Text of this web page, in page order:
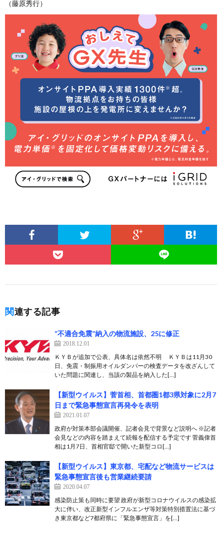
（藤原秀行）
関連する記事
“不適合免震”納入の物流施設、25に修正
2018.12.01
ＫＹＢが追加で公表、具体名は依然不明 ＫＹＢは11月30
日、免震・制振用オイルダンパーの検査データを改ざんして
いた問題に関連し、当該の製品を納入した[…]
【新型ウイルス】菅首相、首都圏1都3県対象に2月7
日まで緊急事態宣言再発令を表明
2021.01.07
政府が対策本部会議開催、記者会見で背景など説明へ ※記者
会見などの内容を踏まえて続報を配信する予定です 菅義偉首
相は1月7日、首相官邸で開いた新型コロ[…]
【新型ウイルス】東京都、宅配など物流サービスは
緊急事態宣言後も営業継続要請
2020.04.07
感染防止策も同時に要望 政府が新型コロナウイルスの感染拡
大に伴い、改正新型インフルエンザ等対策特別措置法に基づ
き東京都など7都府県に「緊急事態宣言」を[…]